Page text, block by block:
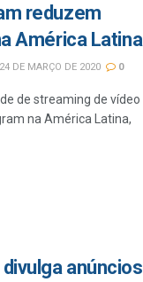
reduzem
América Latina
DE MARÇO DE 2020 0
de streaming de vídeo
na América Latina,
anúncios